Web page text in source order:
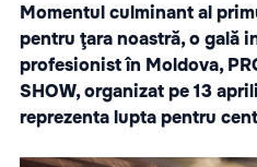
Momentul culminant al
pentru ţara noastră, o gală
profesionist în Moldova,
SHOW, organizat pe 13
reprezenta lupta pentru